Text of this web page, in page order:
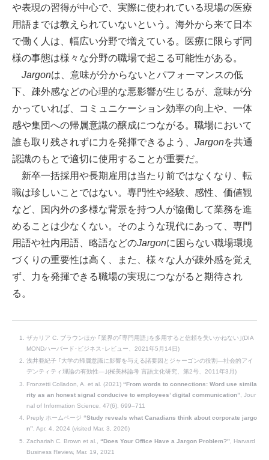
や表現の習得が中心で、実際に使われている現場の医療
用語までは教えられていないという。海外から来て日本
で働く人は、幅広い分野で増えている。医療に限らず同
様の事態は様々な分野の職場で起こる可能性がある。
Jargonは、意味が分からないとパフォーマンスの低
下、疎外感などの心理的な悪影響が生じるが、意味が分
かっていれば、コミュニケーション効率の向上や、一体
感や集団への帰属意識の醸成につながる。職場において
誰も取り残されずに力を発揮できるよう、 Jargonを共通
認識のもとで適切に使用することが重要だ。
新卒一括採用や長期雇用は当たり前ではなくなり、転
職は珍しいことではない。専門性や経験、感性、価値観
など、国内外の多様な背景を持つ人が協働して業務を進
めることは少なくない。そのような現代にあって、専門
用語や社内用語、略語などのJargonに困らない職場環境
づくりの重要性は高く、また、様々な人が疎外感を覚え
ず、力を発揮できる職場の実現につながると期待され
る。
ザカリア C. ブラウンほか ｢業界の｢専門用語｣を多用すると信頼を失いかねない｣(DIA
MONDハーバード･ビジネス･レビュー、2021年5月14日)
浅井亜紀子 ｢大学の帰属意識に影響を与える諸要因とジャーゴンの役割―社会的アイ
デンティティ理論の有効性―｣(桜美林論考 言語文化研究、第2号、2011年3月)
Fronzetti Colladon, A. et al. (2021) “From words to connections: Word use simila
rity as an honest signal conducive to employees’ digital communication” , Jour
nal of Information Science, 47(6), 699–711
Preply ホームページ “Study reveals what Canadians think about corporate jargo
n”, Apr. 4, 2024 (visited Mar. 3, 2026)
Zachariah C. Brown et al., “Does Your Office Have a Jargon Problem?” , Harvard
Business Review, Mar. 19, 2021